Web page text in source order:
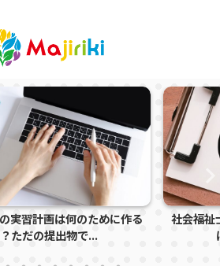
習で怒られる学生の特徴と
指導者に注意さ...
社会福祉